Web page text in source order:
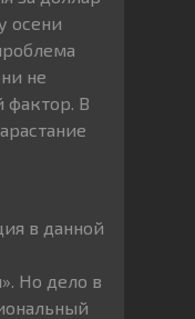
осени
не
фактор. В
в данной
Но дело в